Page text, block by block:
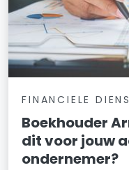
FINANCIELE
Boekhouder
dit voor jouw
ondernemer?